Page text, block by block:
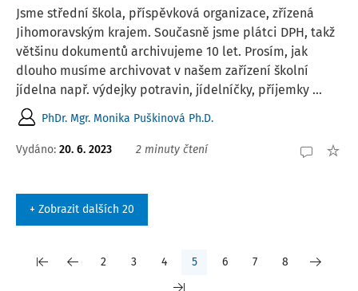
Jsme střední škola, příspěvková organizace, zřízená
Jihomoravským krajem. Současně jsme plátci DPH, takž
většinu dokumentů archivujeme 10 let. Prosím, jak
dlouho musíme archivovat v našem zařízení školní
jídelna např. výdejky potravin, jídelníčky, příjemky ...
PhDr. Mgr. Monika Puškinová Ph.D.
Vydáno: 20. 6. 2023 2 minuty čtení
+ Zobrazit dalších 20
2 3 4 5 6 7 8